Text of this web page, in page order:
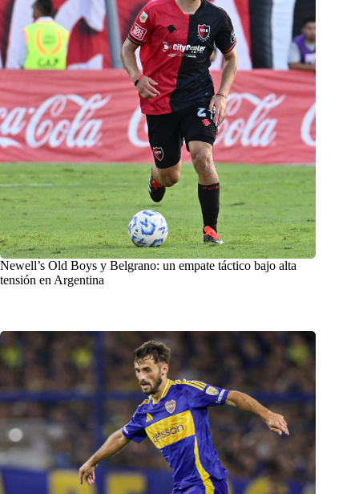
Newell’s Old Boys y Belgrano: un empate táctico bajo alta
tensión en Argentina